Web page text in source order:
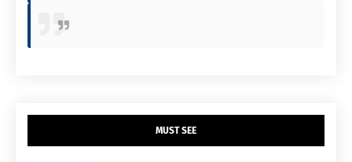
MUST SEE